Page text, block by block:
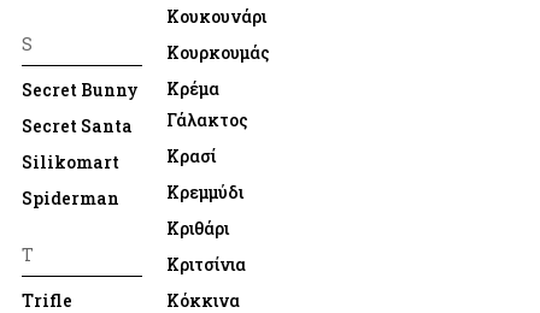
S
Secret Bunny
Secret Santa
Silikomart
Spiderman
T
Trifle
Κουκουνάρι
Κουρκουμάς
Κρέμα
Γάλακτος
Κρασί
Κρεμμύδι
Κριθάρι
Κριτσίνια
Κόκκινα